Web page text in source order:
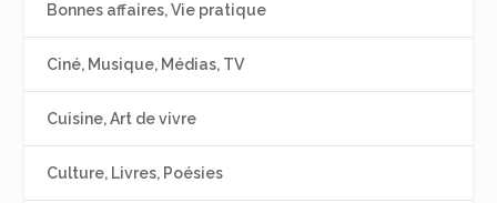
Bonnes affaires, Vie pratique
Ciné, Musique, Médias, TV
Cuisine, Art de vivre
Culture, Livres, Poésies